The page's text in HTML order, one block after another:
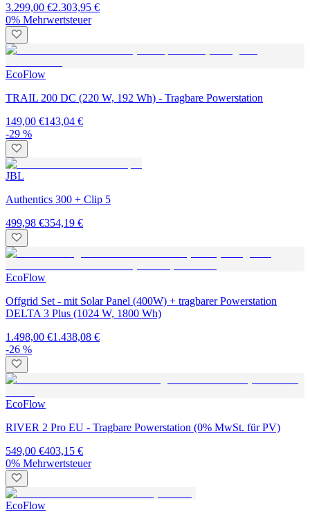
3.299,00 €2.303,95 €
0% Mehrwertsteuer
EcoFlow
TRAIL 200 DC (220 W, 192 Wh) - Tragbare Powerstation
149,00 €143,04 €
-29 %
JBL
Authentics 300 + Clip 5
499,98 €354,19 €
EcoFlow
Offgrid Set - mit Solar Panel (400W) + tragbarer Powerstation
DELTA 3 Plus (1024 W, 1800 Wh)
1.498,00 €1.438,08 €
-26 %
EcoFlow
RIVER 2 Pro EU - Tragbare Powerstation (0% MwSt. für PV)
549,00 €403,15 €
0% Mehrwertsteuer
EcoFlow